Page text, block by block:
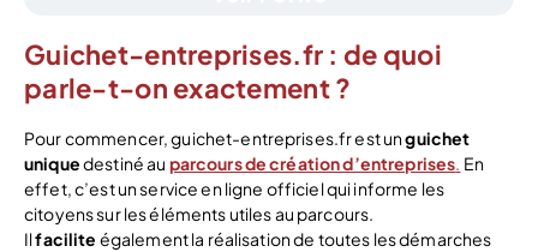
Guichet-entreprises.fr : de quoi
parle-t-on exactement ?
Pour commencer, guichet-entreprises.fr est unguichet
uniquedestiné au parcours de création d’entreprises. En
effet, c’est un service en ligne officiel qui informe les
citoyens sur les éléments utiles au parcours.
Ilfacilite également la réalisation de toutes les démarches